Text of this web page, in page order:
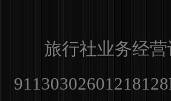
旅行社业务经